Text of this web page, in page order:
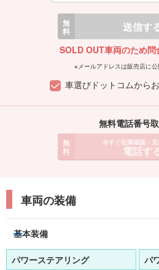
無
料 送信す
SOLD OUT車両のため問
※メールアドレスは販売店に公
車選びドットコムから
無料電話番号
無
料
今すぐ在庫確認・
電話す
車両の装備
基本装備
パワーステアリング
パ